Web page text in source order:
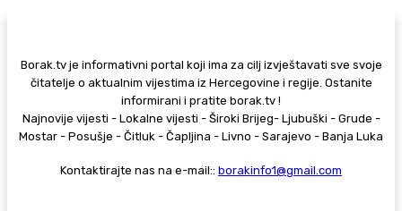
Borak.tv je informativni portal koji ima za cilj izvještavati sve svoje
čitatelje o aktualnim vijestima iz Hercegovine i regije. Ostanite
informirani i pratite borak.tv !
Najnovije vijesti - Lokalne vijesti - Široki Brijeg- Ljubuški - Grude -
Mostar - Posušje - Čitluk - Čapljina - Livno - Sarajevo - Banja Luka
Kontaktirajte nas na e-mail:: borakinfo1@gmail.com